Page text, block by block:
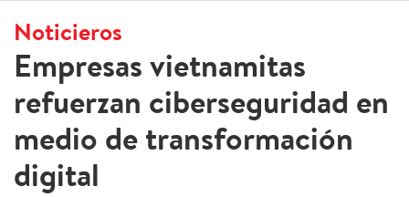
Noticieros
Empresas vietnamitas
refuerzan ciberseguridad en
medio de transformación
digital